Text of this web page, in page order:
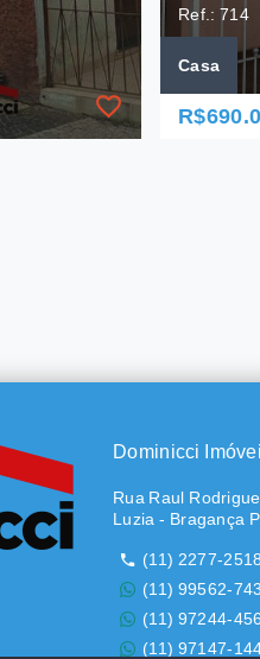
Ref.: 714
Casa
150
Santa
Dominicci
Rua Raul
Luzia - Bragança
(11) 2277-2518
(11) 99562-
(11) 97244-
(11) 97147-